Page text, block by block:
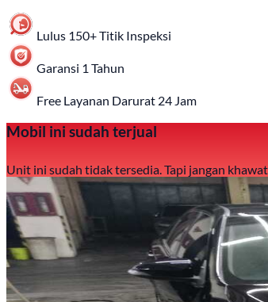
Lulus 150+ Titik Inspeksi
Garansi 1 Tahun
Free Layanan Darurat 24 Jam
Mobil ini sudah terjual
Unit ini sudah tidak tersedia. Tapi jangan